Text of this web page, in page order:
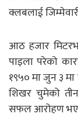
क्लबलाई
आठ हजार
पाइला परेको
१९५० मा जुन ३
शिखर चुमेको तीन
सफल आरोहण